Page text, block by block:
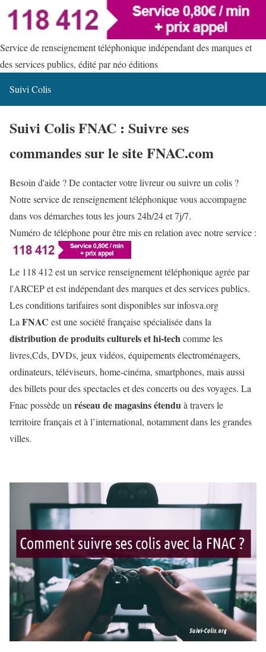
Service de renseignement téléphonique indépendant des marques et
des services publics, édité par néo éditions
Suivi Colis
Suivi Colis FNAC : Suivre ses
commandes sur le site FNAC.com
Besoin d'aide ? De contacter votre livreur ou suivre un colis ?
Notre service de renseignement téléphonique vous accompagne
dans vos démarches tous les jours 24h/24 et 7j/7.
Numéro de téléphone pour être mis en relation avec notre service :
Le 118 412 est un service renseignement téléphonique agrée par
l'ARCEP et est indépendant des marques et des services publics.
Les conditions tarifaires sont disponibles sur infosva.org
La FNAC est une société française spécialisée dans la
distribution de produits culturels et hi-tech comme les
livres,Cds, DVDs, jeux vidéos, équipements électroménagers,
ordinateurs, téléviseurs, home-cinéma, smartphones, mais aussi
des billets pour des spectacles et des concerts ou des voyages. La
Fnac possède un réseau de magasins étendu à travers le
territoire français et à l’international, notamment dans les grandes
villes.